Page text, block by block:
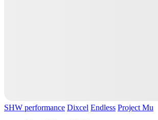
SHW performance Dixcel Endless Project Mu